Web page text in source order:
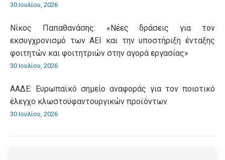
30 Ιουλίου, 2026
Νίκος Παπαθανάσης: «Νέες δράσεις για τον
εκσυγχρονισμό των ΑΕΙ και την υποστήριξη ένταξης
φοιτητών και φοιτητριών στην αγορά εργασίας»
30 Ιουλίου, 2026
ΑΑΔΕ: Ευρωπαϊκό σημείο αναφοράς για τον ποιοτικό
έλεγχο κλωστοϋφαντουργικών προϊόντων
30 Ιουλίου, 2026